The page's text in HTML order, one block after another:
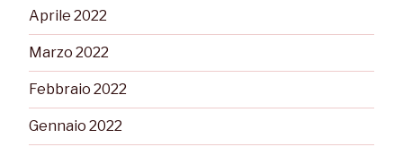
Aprile 2022
Marzo 2022
Febbraio 2022
Gennaio 2022